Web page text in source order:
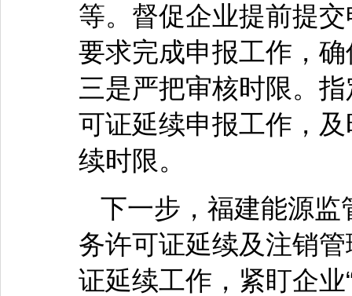
等。督促企业提前提
要求完成申报工作，
三是严把审核时限。
可证延续申报工作，
续时限。
下一步，福建能源
务许可证延续及注销
证延续工作，紧盯企